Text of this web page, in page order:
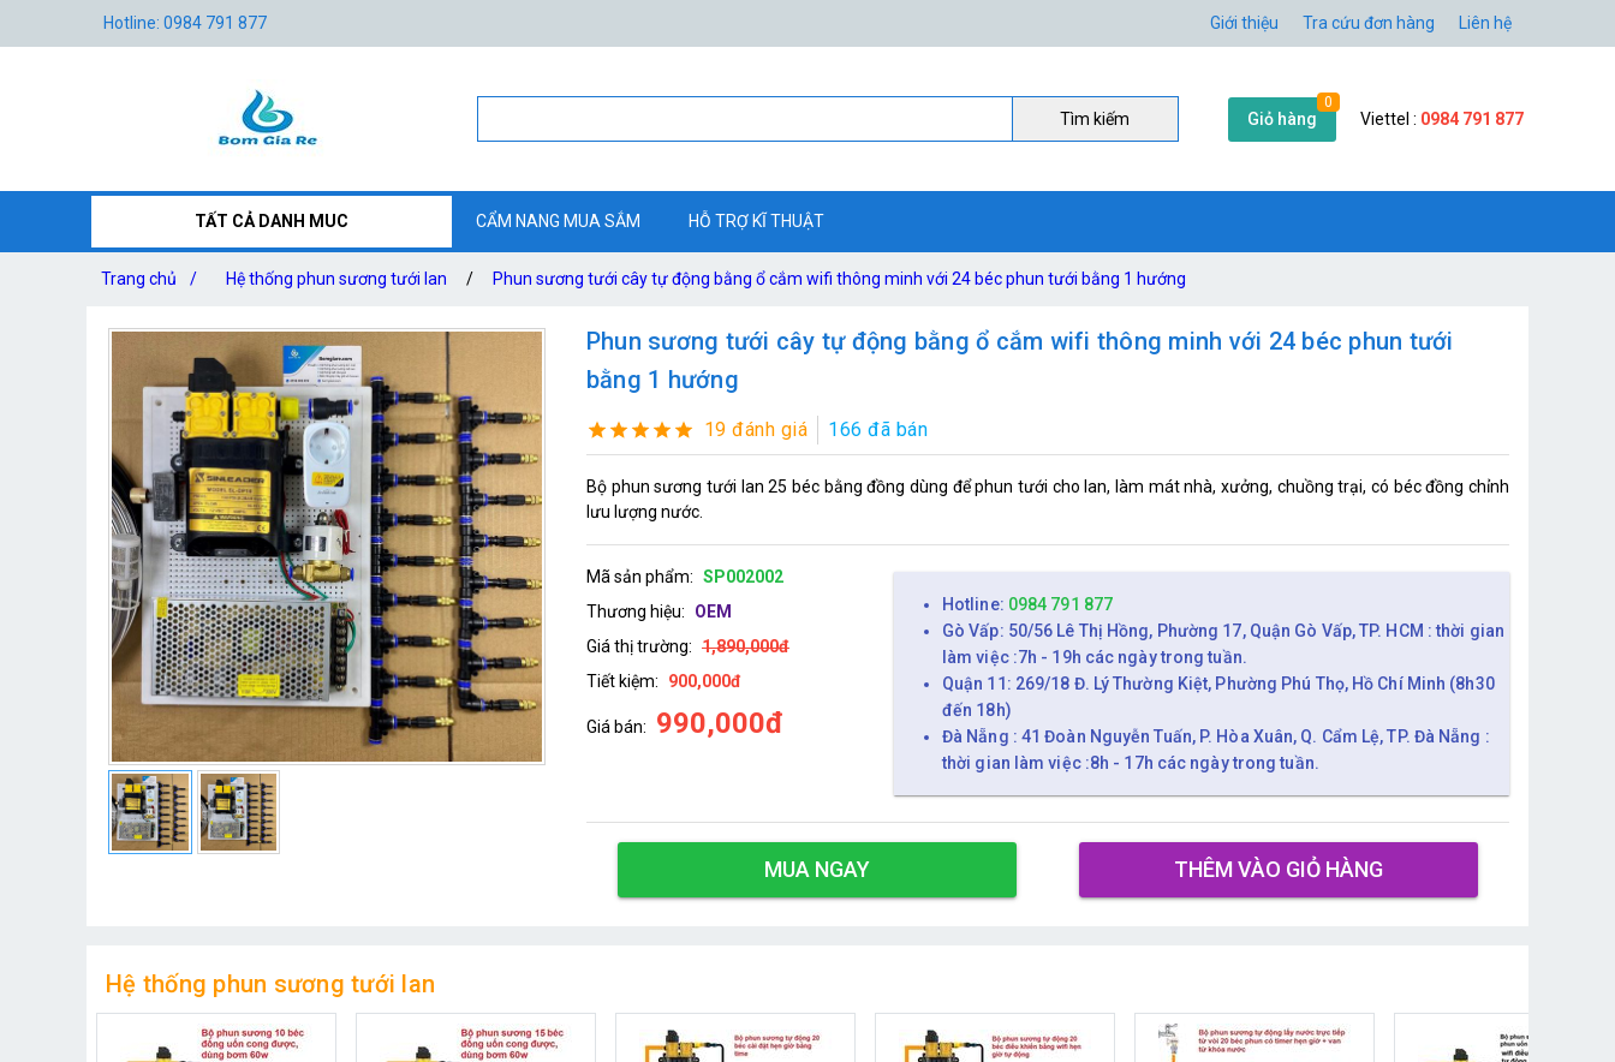
Hotline: 0984 791 877 Giới thiệu Tra cứu đơn hàng Liên hệ
Tìm kiếm Giỏ hàng
0
Viettel : 0984 791 877
TẤT CẢ DANH MUC CẨM NANG MUA SẮM HỖ TRỢ KĨ THUẬT
Trang chủ / Hệ thống phun sương tưới lan / Phun sương tưới cây tự động bằng ổ cắm wifi thông minh với 24 béc phun tưới bằng 1 hướng
Phun sương tưới cây tự động bằng ổ cắm wifi thông minh với 24 béc phun tưới
bằng 1 hướng
19 đánh giá 166 đã bán
Bộ phun sương tưới lan 25 béc bằng đồng dùng để phun tưới cho lan, làm mát nhà, xưởng, chuồng trại, có béc đồng chỉnh
lưu lượng nước.
Mã sản phẩm: SP002002
Thương hiệu:
OEM
Giá thị trường: 1,890,000đ
Tiết kiệm:
900,000đ
Giá bán: 990,000đ
Hotline: 0984 791 877
Gò Vấp: 50/56 Lê Thị Hồng, Phường 17, Quận Gò Vấp, TP. HCM : thời gian
làm việc :7h - 19h các ngày trong tuần.
Quận 11: 269/18 Đ. Lý Thường Kiệt, Phường Phú Thọ, Hồ Chí Minh (8h30
đến 18h)
Đà Nẵng : 41 Đoàn Nguyễn Tuấn, P. Hòa Xuân, Q. Cẩm Lệ, TP. Đà Nẵng :
thời gian làm việc :8h - 17h các ngày trong tuần.
MUA NGAY THÊM VÀO GIỎ HÀNG
Hệ thống phun sương tưới lan